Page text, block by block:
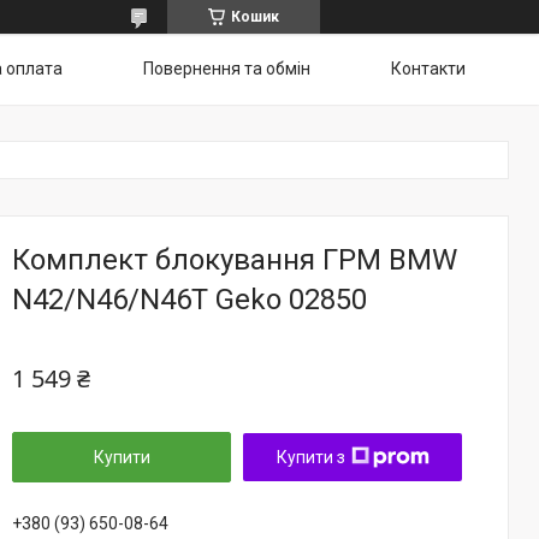
Кошик
оплата Повернення та обмін Контакти
Комплект блокування ГРМ BMW
N42/N46/N46T Geko 02850
1 549 ₴
Купити Купити з
+380 (93) 650-08-64